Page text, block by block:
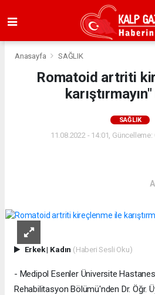
Anasayfa SAĞLIK
Romatoid artriti
karıştırmayın"
SAĞLIK
11.08.2022 - 14:01, Güncelleme:
Erkek| Kadın (Haberi Sesli Oku)
- Medipol Esenler Üniversite
Rehabilitasyon Bölümü'nden Dr. Öğr.